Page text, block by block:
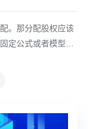
。那分配股权应该
定公式或者模型能
，毕竟人力、场地
司投入了大量资